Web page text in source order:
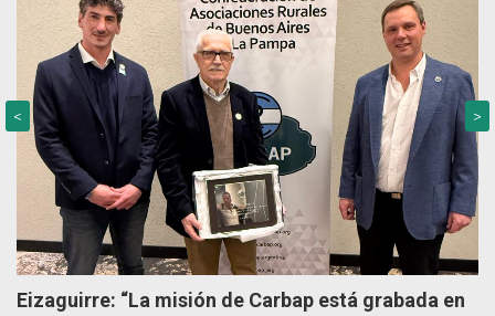
Eizaguirre: “La misión de Carbap está grabada en
< >